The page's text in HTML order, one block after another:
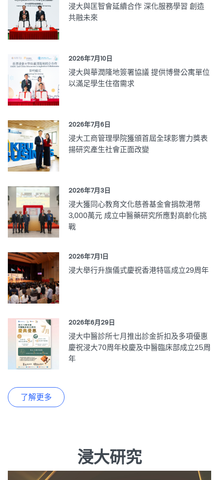
浸大與匡智會延續合作 深化服務學習 創造
共融未來
2026年7月10日
浸大與華潤隆地簽署協議 提供博譽公寓單位
以滿足學生住宿需求
2026年7月6日
浸大工商管理學院獲頒首屆全球影響力獎表
揚研究產生社會正面改變
2026年7月3日
浸大獲同心教育文化慈善基金會捐款港幣
3,000萬元 成立中醫藥研究所應對高齡化挑
戰
2026年7月1日
浸大舉行升旗儀式慶祝香港特區成立29周年
2026年6月29日
浸大中醫診所七月推出診金折扣及多項優惠
慶祝浸大70周年校慶及中醫臨床部成立25周
年
了解更多
浸大研究